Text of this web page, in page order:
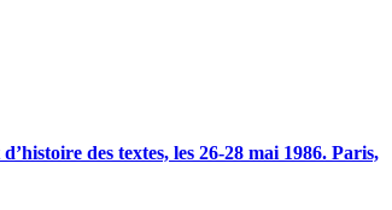
des textes, les 26-28 mai 1986. Paris,